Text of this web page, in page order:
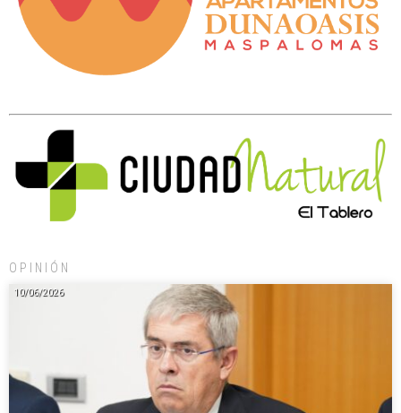
OPINIÓN
10/06/2026